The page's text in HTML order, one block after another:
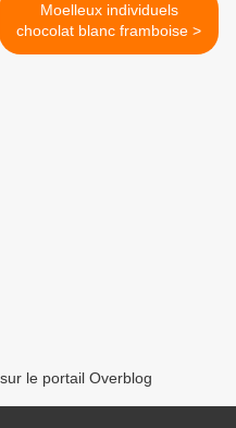
Moelleux individuels
chocolat blanc framboise >
le portail Overblog